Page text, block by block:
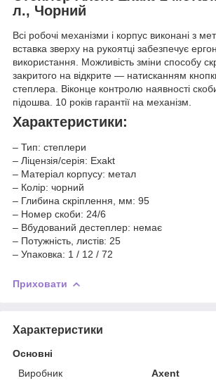
л., Чорний
Всі робочі механізми і корпус виконані з
вставка зверху на рукоятці забезпечує
використання. Можливість зміни способу
закритого на відкрите — натисканням
степлера. Віконце контролю наявності
підошва. 10 років гарантії на механізм.
Характеристики:
– Тип: степлери
– Ліцензія/серія: Exakt
– Матеріал корпусу: метал
– Колір: чорний
– Глибина скріплення, мм: 95
– Номер скоби: 24/6
– Вбудований дестеплер: немає
– Потужність, листів: 25
– Упаковка: 1 / 12 / 72
Приховати
Характеристики
Основні
Виробник
Axent